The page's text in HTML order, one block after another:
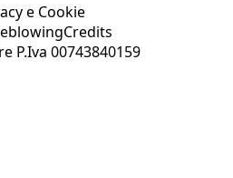
e Cookie
Credits
P.Iva 00743840159